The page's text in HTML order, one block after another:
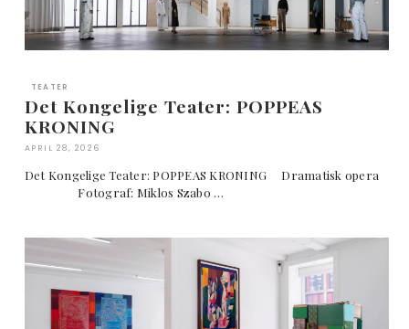
TEATER
Det Kongelige Teater: POPPEAS
KRONING
APRIL 28, 2026
Det Kongelige Teater: POPPEAS KRONING Dramatisk opera
Fotograf: Miklos Szabo …